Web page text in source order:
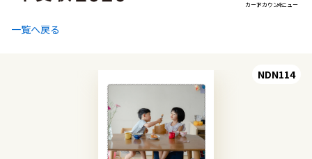
カートアカウントメニュー
一覧へ戻る
NDN114